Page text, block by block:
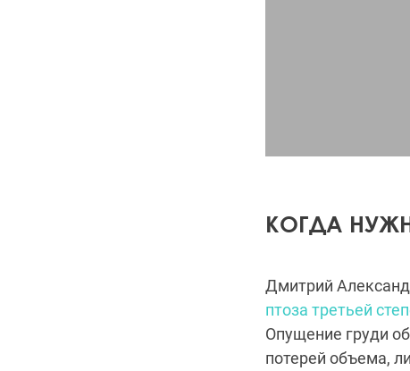
КОГДА
Дмитрий
птоза третьей
Опущение груди
потерей объема,